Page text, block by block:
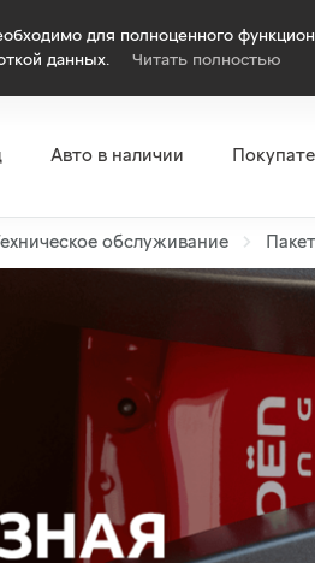
для полноценного
данных.
Читать полностью
Авто в наличии
обслуживание